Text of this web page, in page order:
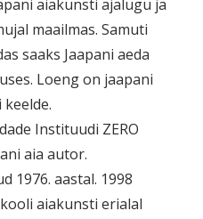
aiakunsti ajalugu ja
maailmas. Samuti
saaks Jaapani aeda
Loeng on jaapani
Instituudi ZERO
aia autor.
1976. aastal. 1998
aiakunsti erialal